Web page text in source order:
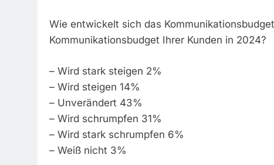
Wie entwickelt sich das
Kommunikationsbudget Ihrer Kunden in 2024?
– Wird stark steigen 2%
– Wird steigen 14%
– Unverändert 43%
– Wird schrumpfen 31%
– Wird stark schrumpfen 6%
– Weiß nicht 3%